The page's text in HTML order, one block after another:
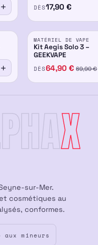
DÈS17,90€
PROMO
MATÉRIEL DE VAPE
Kit Aegis Solo 3 –
GEEKVAPE
DÈS64,90€ 69,90€
X
sur-Mer.
cosmétiques au
conformes.
mineurs